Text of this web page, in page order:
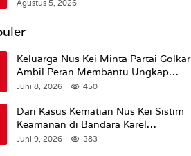
Agustus 5, 2026
Keluarga Nus Kei Minta Partai Golkar
Ambil Peran Membantu Ungkap
Kematian Almarhum
Juni 8, 2026 450
Dari Kasus Kematian Nus Kei Sistim
Keamanan di Bandara Karel
Sadsuitubun Langgur
Juni 9, 2026 383